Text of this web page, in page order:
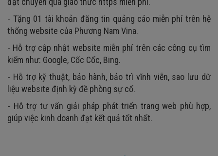
- Tặng 01 tài khoản đăng tin quảng cáo miễn phí trên hệ
thống website của Phương Nam Vina.
- Hỗ trợ cập nhật website miễn phí trên các công cụ tìm
kiếm như: Google, Cốc Cốc, Bing.
- Hỗ trợ kỹ thuật, bảo hành, bảo trì vĩnh viễn, sao lưu dữ
liệu website định kỳ đề phòng sự cố.
- Hỗ trợ tư vấn giải pháp phát triển trang web phù hợp,
giúp việc kinh doanh đạt kết quả tốt nhất.